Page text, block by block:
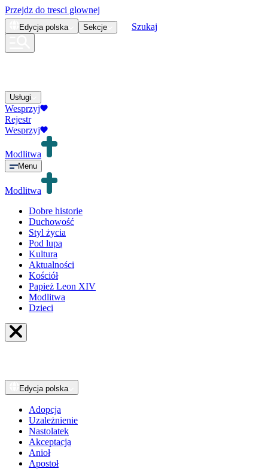
Przejdz do tresci glownej
Edycja polska Sekcje Szukaj
Usługi
Wesprzyj
Rejestr
Wesprzyj
Modlitwa
Menu
Modlitwa
Dobre historie
Duchowość
Styl życia
Pod lupą
Kultura
Aktualności
Kościół
Papież Leon XIV
Modlitwa
Dzieci
Edycja polska
Adopcja
Uzależnienie
Nastolatek
Akceptacja
Anioł
Apostoł